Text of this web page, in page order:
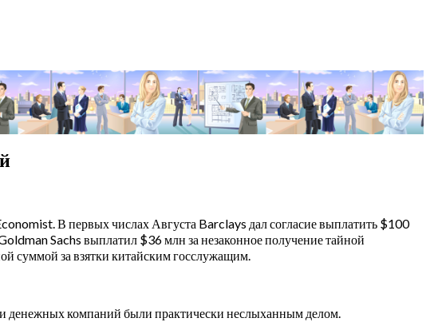
В первых числах Августа Barclays дал согласие выплатить $100
Sachs выплатил $36 млн за незаконное получение тайной
суммой за взятки китайским госслужащим.
денежных компаний были практически неслыханным делом.